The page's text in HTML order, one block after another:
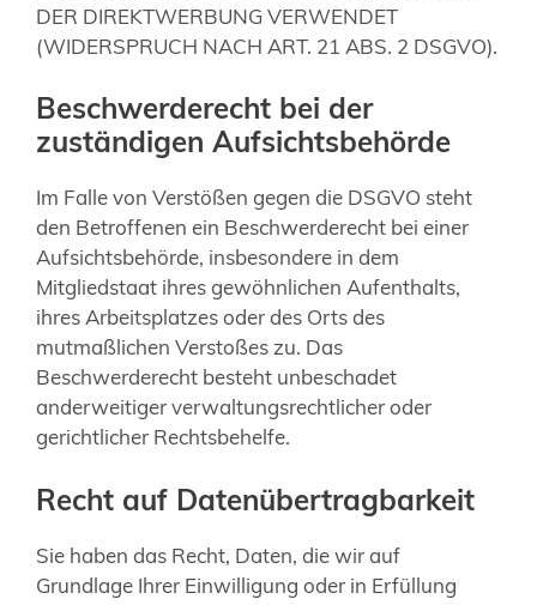
DER DIREKTWERBUNG VERWENDET
(WIDERSPRUCH NACH ART. 21 ABS. 2 DSGVO).
Beschwerderecht bei der
zuständigen Aufsichtsbehörde
Im Falle von Verstößen gegen die DSGVO steht
den Betroffenen ein Beschwerderecht bei einer
Aufsichtsbehörde, insbesondere in dem
Mitgliedstaat ihres gewöhnlichen Aufenthalts,
ihres Arbeitsplatzes oder des Orts des
mutmaßlichen Verstoßes zu. Das
Beschwerderecht besteht unbeschadet
anderweitiger verwaltungsrechtlicher oder
gerichtlicher Rechtsbehelfe.
Recht auf Datenübertragbarkeit
Sie haben das Recht, Daten, die wir auf
Grundlage Ihrer Einwilligung oder in Erfüllung